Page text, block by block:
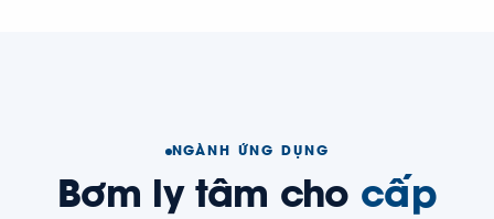
NGÀNH ỨNG DỤNG
Bơm ly tâm cho cấp